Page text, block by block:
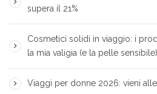
supera il 21%
Cosmetici solidi in viaggio: i
la mia valigia (e la pelle sensibile)
Viaggi per donne 2026: vieni